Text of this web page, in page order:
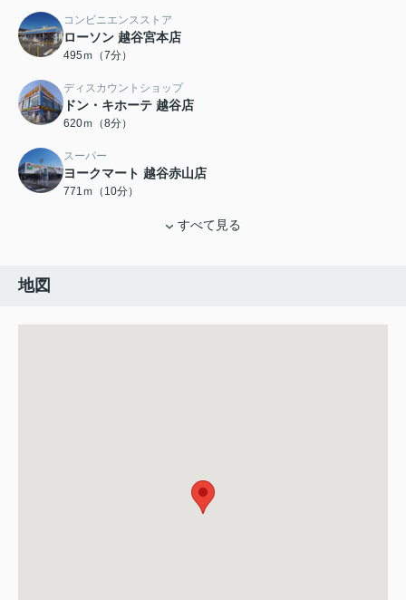
コンビニエンスストア
ローソン 越谷宮本店
495ｍ（7分）
ディスカウントショップ
ドン・キホーテ 越谷店
620ｍ（8分）
スーパー
ヨークマート 越谷赤山店
771ｍ（10分）
すべて見る
地図